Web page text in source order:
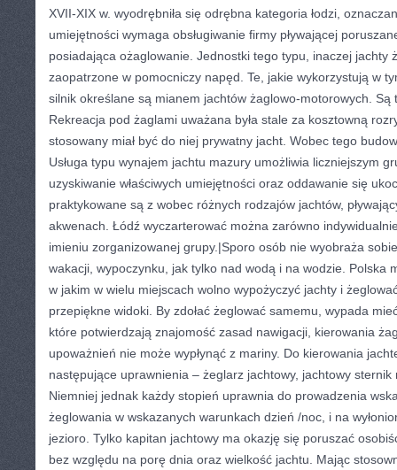
XVII-XIX w. wyodrębniła się odrębna kategoria łodzi,
umiejętności wymaga obsługiwanie firmy pływającej
posiadająca ożaglowanie. Jednostki tego typu, inaczej jachty
zaopatrzone w pomocniczy napęd. Te, jakie wykorzystują w
silnik określane są mianem jachtów żaglowo-motorowych. Są
Rekreacja pod żaglami uważana była stale za kosztowną
stosowany miał być do niej prywatny jacht. Wobec tego
Usługa typu wynajem jachtu mazury umożliwia liczniejszym
uzyskiwanie właściwych umiejętności oraz oddawanie się
praktykowane są z wobec różnych rodzajów jachtów,
akwenach. Łódź wyczarterować można zarówno
imieniu zorganizowanej grupy.|Sporo osób nie wyobraża
wakacji, wypoczynku, jak tylko nad wodą i na wodzie. Polska
w jakim w wielu miejscach wolno wypożyczyć jachty i
przepiękne widoki. By zdołać żeglować samemu, wypada
które potwierdzają znajomość zasad nawigacji, kierowania
upoważnień nie może wypłynąć z mariny. Do kierowania
następujące uprawnienia – żeglarz jachtowy, jachtowy
Niemniej jednak każdy stopień uprawnia do prowadzenia
żeglowania w wskazanych warunkach dzień /noc, i na
jezioro. Tylko kapitan jachtowy ma okazję się poruszać
bez względu na porę dnia oraz wielkość jachtu. Mając